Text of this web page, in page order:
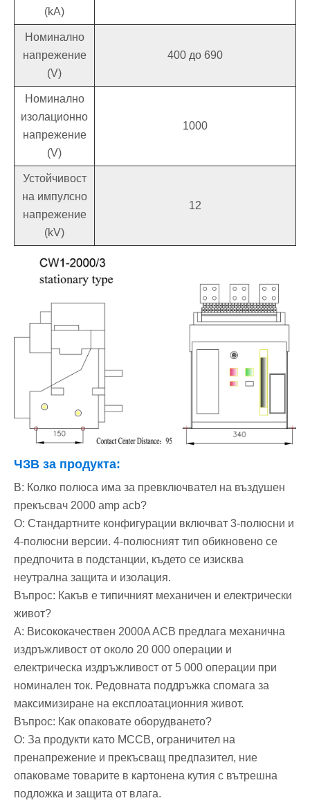
(kA)
Номинално
напрежение
(V)
400 до 690
Номинално
изолационно
напрежение
(V)
1000
Устойчивост
на импулсно
напрежение
(kV)
12
ЧЗВ за продукта:
В: Колко полюса има за превключвател на въздушен
прекъсвач 2000 amp acb?
О: Стандартните конфигурации включват 3-полюсни и
4-полюсни версии. 4-полюсният тип обикновено се
предпочита в подстанции, където се изисква
неутрална защита и изолация.
Въпрос: Какъв е типичният механичен и електрически
живот?
A: Висококачествен 2000A ACB предлага механична
издръжливост от около 20 000 операции и
електрическа издръжливост от 5 000 операции при
номинален ток. Редовната поддръжка спомага за
максимизиране на експлоатационния живот.
Въпрос: Как опаковате оборудването?
О: За продукти като MCCB, ограничител на
пренапрежение и прекъсващ предпазител, ние
опаковаме товарите в картонена кутия с вътрешна
подложка и защита от влага.